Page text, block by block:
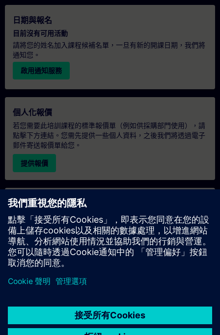
日期與報名
目前沒有可用活動
請將您的姓名加入課程候補名單，一旦有新的開課日期，我們將
通知您。
啟用通知服務
個人化報價
若您需要此培訓課程的標準報價單（例如供採購部門使用），請
點擊下方連結。您需先提供一些個人資料，之後我們將透過電子
郵件寄送報價單給您。
提供報價
專屬培訓諮詢
若您需要針對專屬培訓課程（無論是現場、線上或於我們的
SITRAIN 培訓中心舉辦）索取報價，請填寫下方的諮詢表單。此
類請求適合較大規模的團體（6 人以上）。提供您的聯絡資料及
培訓需求後，我們將向您發送報價單。
索取專屬報價